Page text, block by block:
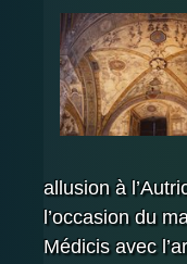
allusion à
l’occasion du
Médicis avec